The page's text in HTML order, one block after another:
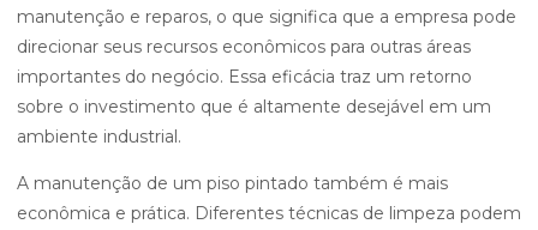
manutenção e reparos, o que significa que a empresa pode
direcionar seus recursos econômicos para outras áreas
importantes do negócio. Essa eficácia traz um retorno
sobre o investimento que é altamente desejável em um
ambiente industrial.
A manutenção de um piso pintado também é mais
econômica e prática. Diferentes técnicas de limpeza podem